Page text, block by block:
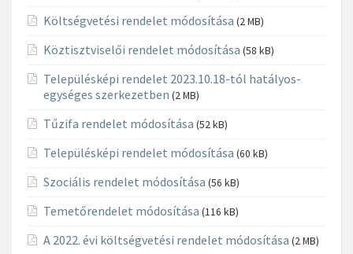
Költségvetési rendelet módosítása (2 MB)
Köztisztviselői rendelet módosítása (58 kB)
Településképi rendelet 2023.10.18-tól hatályos-
egységes szerkezetben (2 MB)
Tűzifa rendelet módosítása (52 kB)
Településképi rendelet módosítása (60 kB)
Szociális rendelet módosítása (56 kB)
Temetőrendelet módosítása (116 kB)
A 2022. évi költségvetési rendelet módosítása (2 MB)